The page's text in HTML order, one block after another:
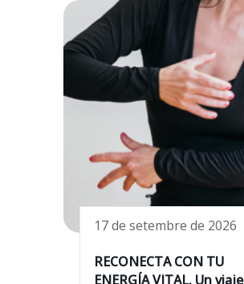
17 de setembre de 2026
RECONECTA CON TU
ENERGÍA VITAL. Un viaje